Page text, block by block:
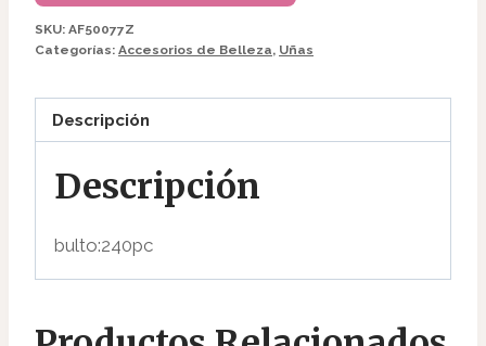
cantidad
SKU: AF50077Z
Categorías: Accesorios de Belleza, Uñas
Descripción
Descripción
bulto:240pc